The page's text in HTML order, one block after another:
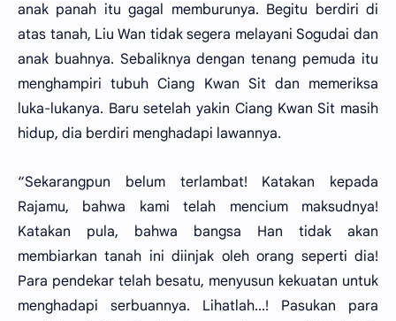
anak panah itu gagal memburunya. Begitu berdiri di
atas tanah, Liu Wan tidak segera melayani Sogudai dan
anak buahnya. Sebaliknya dengan tenang pemuda itu
menghampiri tubuh Ciang Kwan Sit dan memeriksa
luka-lukanya. Baru setelah yakin Ciang Kwan Sit masih
hidup, dia berdiri menghadapi lawannya.
“Sekarangpun belum terlambat! Katakan kepada
Rajamu, bahwa kami telah mencium maksudnya!
Katakan pula, bahwa bangsa Han tidak akan
membiarkan tanah ini diinjak oleh orang seperti dia!
Para pendekar telah besatu, menyusun kekuatan untuk
menghadapi serbuannya. Lihatlah...! Pasukan para